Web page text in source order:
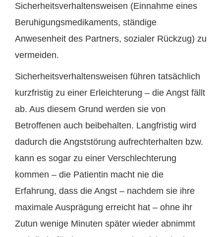
Sicherheitsverhaltensweisen (Einnahme eines
Beruhigungsmedikaments, ständige
Anwesenheit des Partners, sozialer Rückzug) zu
vermeiden.
Sicherheitsverhaltensweisen führen tatsächlich
kurzfristig zu einer Erleichterung – die Angst fällt
ab. Aus diesem Grund werden sie von
Betroffenen auch beibehalten. Langfristig wird
dadurch die Angststörung aufrechterhalten bzw.
kann es sogar zu einer Verschlechterung
kommen – die Patientin macht nie die
Erfahrung, dass die Angst – nachdem sie ihre
maximale Ausprägung erreicht hat – ohne ihr
Zutun wenige Minuten später wieder abnimmt